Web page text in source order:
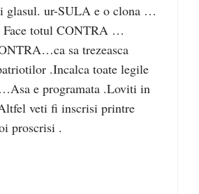
glasul. ur-SULA e o clona …
Face totul CONTRA …
sa trezeasca
.Incalca toate legile
e programata .Loviti in
veti fi inscrisi printre
proscrisi .